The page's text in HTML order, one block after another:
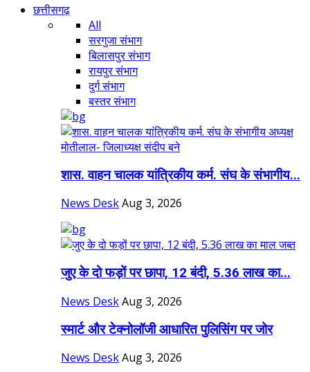
छत्तीसगढ़
All
सरगुजा संभाग
बिलासपुर संभाग
रायपुर संभाग
दुर्ग संभाग
बस्तर संभाग
शास. वाहन चालक यांत्रिकीय कर्म. संघ के संभागीय...
News DeskAug 3, 2026
जुए के दो फड़ों पर छापा, 12 बंदी, 5.36 लाख का...
News DeskAug 3, 2026
स्मार्ट और टेक्नोलॉजी आधारित पुलिसिंग पर जोर
News DeskAug 3, 2026